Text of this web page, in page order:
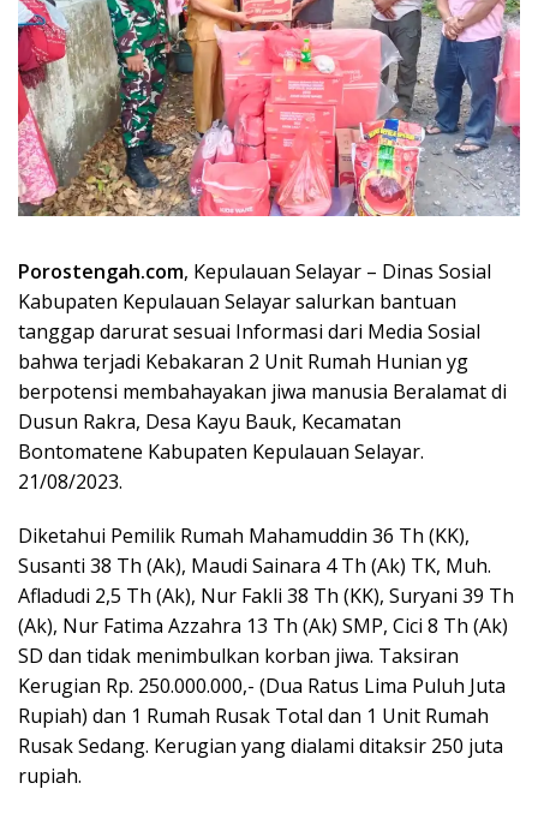
Porostengah.com, Kepulauan Selayar – Dinas Sosial
Kabupaten Kepulauan Selayar salurkan bantuan
tanggap darurat sesuai Informasi dari Media Sosial
bahwa terjadi Kebakaran 2 Unit Rumah Hunian yg
berpotensi membahayakan jiwa manusia Beralamat di
Dusun Rakra, Desa Kayu Bauk, Kecamatan
Bontomatene Kabupaten Kepulauan Selayar.
21/08/2023.
Diketahui Pemilik Rumah Mahamuddin 36 Th (KK),
Susanti 38 Th (Ak), Maudi Sainara 4 Th (Ak) TK, Muh.
Afladudi 2,5 Th (Ak), Nur Fakli 38 Th (KK), Suryani 39 Th
(Ak), Nur Fatima Azzahra 13 Th (Ak) SMP, Cici 8 Th (Ak)
SD dan tidak menimbulkan korban jiwa. Taksiran
Kerugian Rp. 250.000.000,- (Dua Ratus Lima Puluh Juta
Rupiah) dan 1 Rumah Rusak Total dan 1 Unit Rumah
Rusak Sedang. Kerugian yang dialami ditaksir 250 juta
rupiah.